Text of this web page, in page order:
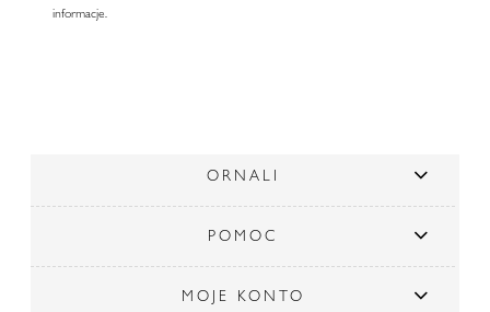
informacje.
ORNALI
POMOC
MOJE KONTO